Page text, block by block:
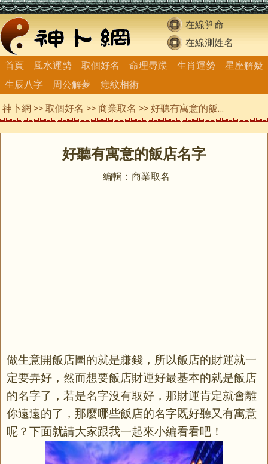
在線算命
在線測姓名
首頁
風水運勢 取個好名 命理尋蹤 生肖運勢
星座解疑
生辰八字
周公解夢 痣紋相術
神卜網 >> 取個好名 >> 商業取名 >> 好聽有寓意的飯店名字
好聽有寓意的飯店名字
編輯：商業取名
做生意開飯店圖的就是賺錢，所以飯店的財運就一
定要弄好，然而想要飯店財運好最基本的就是飯店
的名字了，若是名字沒有取好，那財運肯定就會離
你遠遠的了，那麼哪些飯店的名字既好聽又有寓意
呢？下面就請大家跟我一起來小編看看吧！